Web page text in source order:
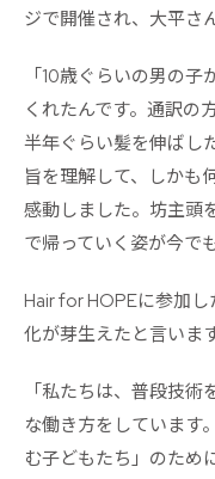
ジで開催され、大平さ
「10歳ぐらいの男の
くれたんです。通訳の
半年ぐらい髪を伸ばし
旨を理解して、しかも
感動しました。坊主頭
で帰っていく姿が今で
Hair for HOPEに参加
化が芽生えたと言います
「私たちは、普段技
な働き方をしています
む子どもたち」のため